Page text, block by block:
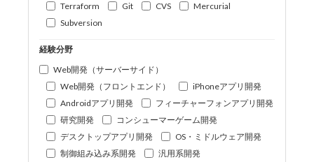
Terraform
Git CVS
Mercurial
Subversion
経験分野
Web開発（サーバーサイド）
Web開発（フロントエンド）
iPhoneアプリ開発
Androidアプリ開発
フィーチャーフォンアプリ開発
研究開発
コンシューマーゲーム開発
デスクトップアプリ開発
OS・ミドルウェア開発
制御組み込み系開発
汎用系開発